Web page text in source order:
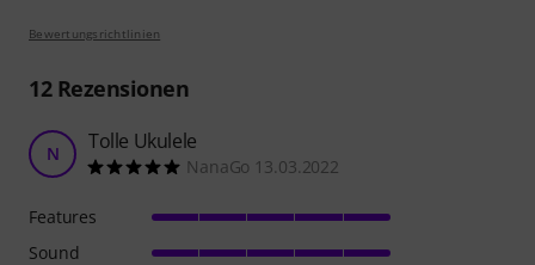
Bewertungsrichtlinien
12Rezensionen
N Tolle Ukulele
NanaGo 13.03.2022
Features
Sound